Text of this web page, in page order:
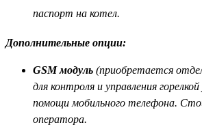
паспорт на котел.
Дополнительные опции:
GSM модуль (приобретается
для контроля и управления
помощи мобильного телефона.
оператора.